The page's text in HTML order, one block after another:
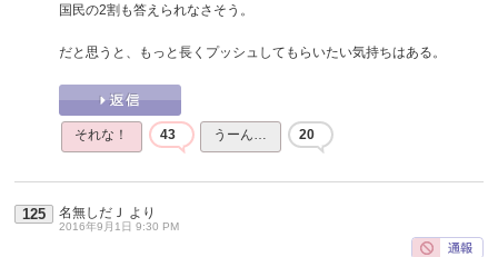
国民の2割も答えられなさそう。
だと思うと、もっと長くプッシュしてもらいたい気持ちはある。
それな！ 43 うーん… 20
125 名無しだＪ より
2016年9月1日 9:30 PM